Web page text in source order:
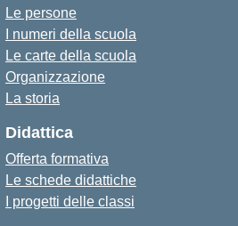
Le persone
I numeri della scuola
Le carte della scuola
Organizzazione
La storia
Didattica
Offerta formativa
Le schede didattiche
I progetti delle classi